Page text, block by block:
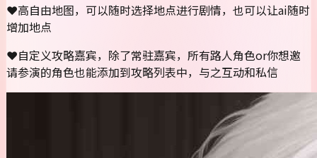
❤高自由地图，可以随时选择地点进行剧情，也可以让ai随时
增加地点
❤自定义攻略嘉宾，除了常驻嘉宾，所有路人角色or你想邀
请参演的角色也能添加到攻略列表中，与之互动和私信